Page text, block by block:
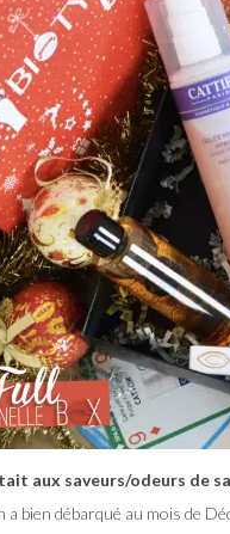
aux saveurs/odeurs de
a bien débarqué au mois de